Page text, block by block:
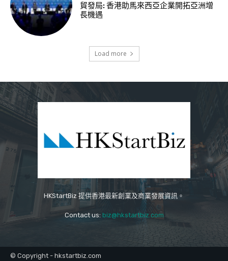
貿發局: 香港助馬來西亞企業開拓亞洲增
長機遇
Load more
HKStartBiz 提供香港最新創業及商業發展資訊。
Contact us: biz@hkstartbiz.com
© Copyright - hkstartbiz.com